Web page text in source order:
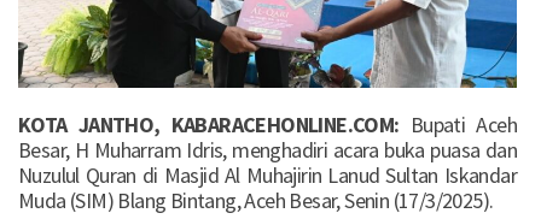
KOTA JANTHO, KABARACEHONLINE.COM: Bupati Aceh
Besar, H Muharram Idris, menghadiri acara buka puasa dan
Nuzulul Quran di Masjid Al Muhajirin Lanud Sultan Iskandar
Muda (SIM) Blang Bintang, Aceh Besar, Senin (17/3/2025).